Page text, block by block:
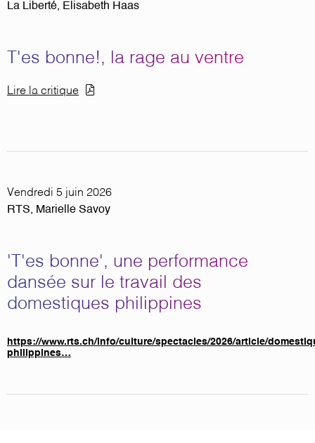
La Liberté, Elisabeth Haas
T'es bonne!, la rage au ventre
Document
Lire la critique
Vendredi 5 juin 2026
RTS, Marielle Savoy
'T'es bonne', une performance
dansée sur le travail des
domestiques philippines
https://www.rts.ch/info/culture/spectacles/2026/article/
philippines…